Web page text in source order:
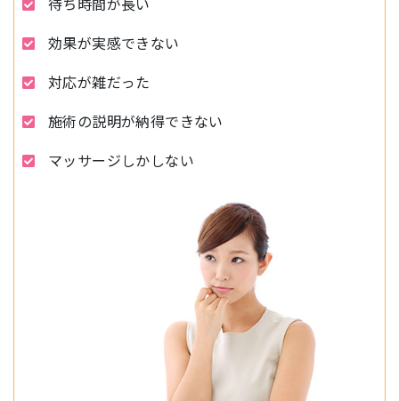
効果が実感できない
対応が雑だった
施術の説明が納得できない
マッサージしかしない